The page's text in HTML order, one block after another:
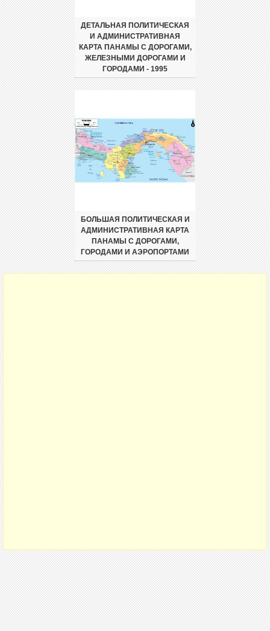
ДЕТАЛЬНАЯ ПОЛИТИЧЕСКАЯ
И АДМИНИСТРАТИВНАЯ
КАРТА ПАНАМЫ С ДОРОГАМИ,
ЖЕЛЕЗНЫМИ ДОРОГАМИ И
ГОРОДАМИ - 1995
БОЛЬШАЯ ПОЛИТИЧЕСКАЯ И
АДМИНИСТРАТИВНАЯ КАРТА
ПАНАМЫ С ДОРОГАМИ,
ГОРОДАМИ И АЭРОПОРТАМИ